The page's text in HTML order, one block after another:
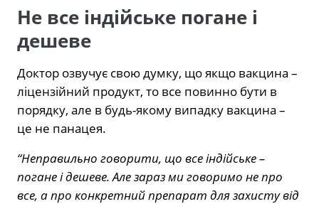
Не все індійське погане і
дешеве
Доктор озвучує свою думку, що якщо вакцина –
ліцензійний продукт, то все повинно бути в
порядку, але в будь-якому випадку вакцина –
це не панацея.
“Неправильно говорити, що все індійське –
погане і дешеве. Але зараз ми говоримо не про
все, а про конкретний препарат для захисту від